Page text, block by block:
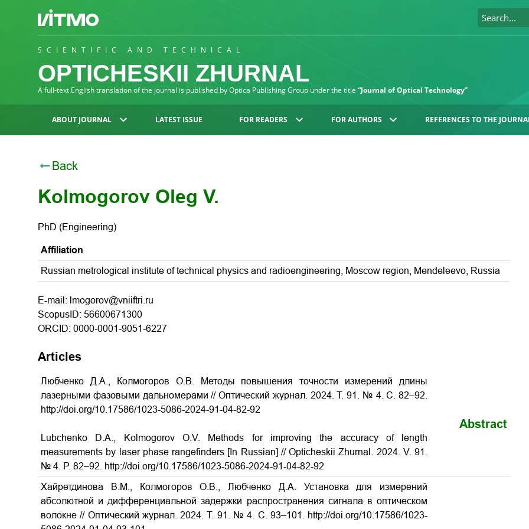
SCIENTIFIC AND TECHNICAL
OPTICHESKII ZHURNAL
A full-text English translation of the journal is published by Optica Publishing Group under the title “Journal of Optical Technology”
ABOUT JOURNAL LATEST ISSUE FOR READERS FOR AUTHORS REFERENCES TO THE
Back
Kolmogorov Oleg V.
PhD (Engineering)
Affiliation
Russian metrological institute of technical physics and radioengineering, Moscow region, Mendeleevo, Russia
E-mail: lmogorov@vniiftri.ru
ScopusID: 56600671300
ORCID: 0000-0001-9051-6227
Articles
Любченко Д.А., Колмогоров О.В. Методы повышения точности измерений длины
лазерными фазовыми дальномерами // Оптический журнал. 2024. Т. 91. № 4. С. 82–92.
http://doi.org/10.17586/1023-­5086­-2024­-91­-04­-82-­92
Lubchenko D.A., Kolmogorov O.V. Methods for improving the accuracy of length
measurements by laser phase rangefinders [In Russian] // Opticheskii Zhurnal. 2024. V. 91.
№ 4. P. 82–92. http://doi.org/10.17586/1023­-5086­-2024­-91-­04-­82­-92
Abstract
Хайретдинова В.М., Колмогоров О.В., Любченко Д.А. Установка для измерений
абсолютной и дифференциальной задержки распространения сигнала в оптическом
волокне // Оптический журнал. 2024. Т. 91. № 4. С. 93–101. http://doi.org/10.17586/1023-